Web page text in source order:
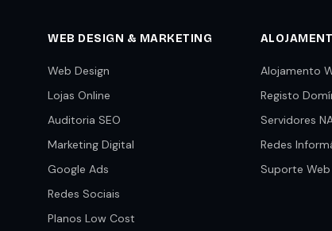
WEB DESIGN & MARKETING
Web Design
Lojas Online
Auditoria SEO
Marketing Digital
Google Ads
Redes Sociais
Planos Low Cost
Alojamento
Registo
Servidores
Redes
Suporte Web